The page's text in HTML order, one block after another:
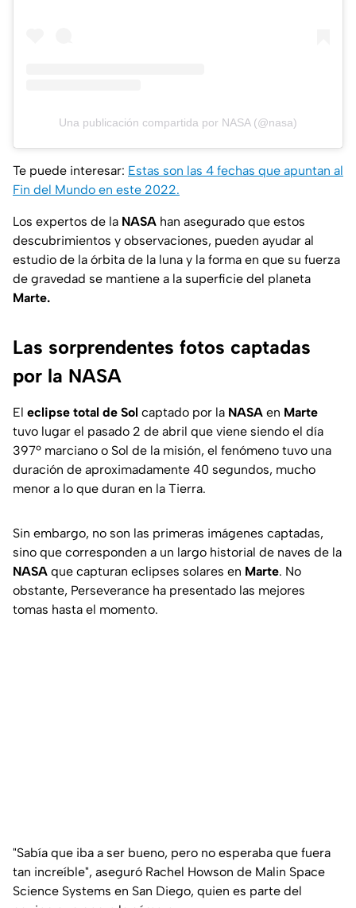
Una publicación compartida por NASA (@nasa)
Te puede interesar: Estas son las 4 fechas que apuntan al
Fin del Mundo en este 2022.
Los expertos de la NASA han asegurado que estos
descubrimientos y observaciones, pueden ayudar al
estudio de la órbita de la luna y la forma en que su fuerza
de gravedad se mantiene a la superficie del planeta
Marte.
Las sorprendentes fotos captadas
por la NASA
El eclipse total de Sol captado por la NASA en Marte
tuvo lugar el pasado 2 de abril que viene siendo el día
397º marciano o Sol de la misión, el fenómeno tuvo una
duración de aproximadamente 40 segundos, mucho
menor a lo que duran en la Tierra.
Sin embargo, no son las primeras imágenes captadas,
sino que corresponden a un largo historial de naves de la
NASA que capturan eclipses solares en Marte. No
obstante, Perseverance ha presentado las mejores
tomas hasta el momento.
"Sabía que iba a ser bueno, pero no esperaba que fuera
tan increíble", aseguró Rachel Howson de Malin Space
Science Systems en San Diego, quien es parte del